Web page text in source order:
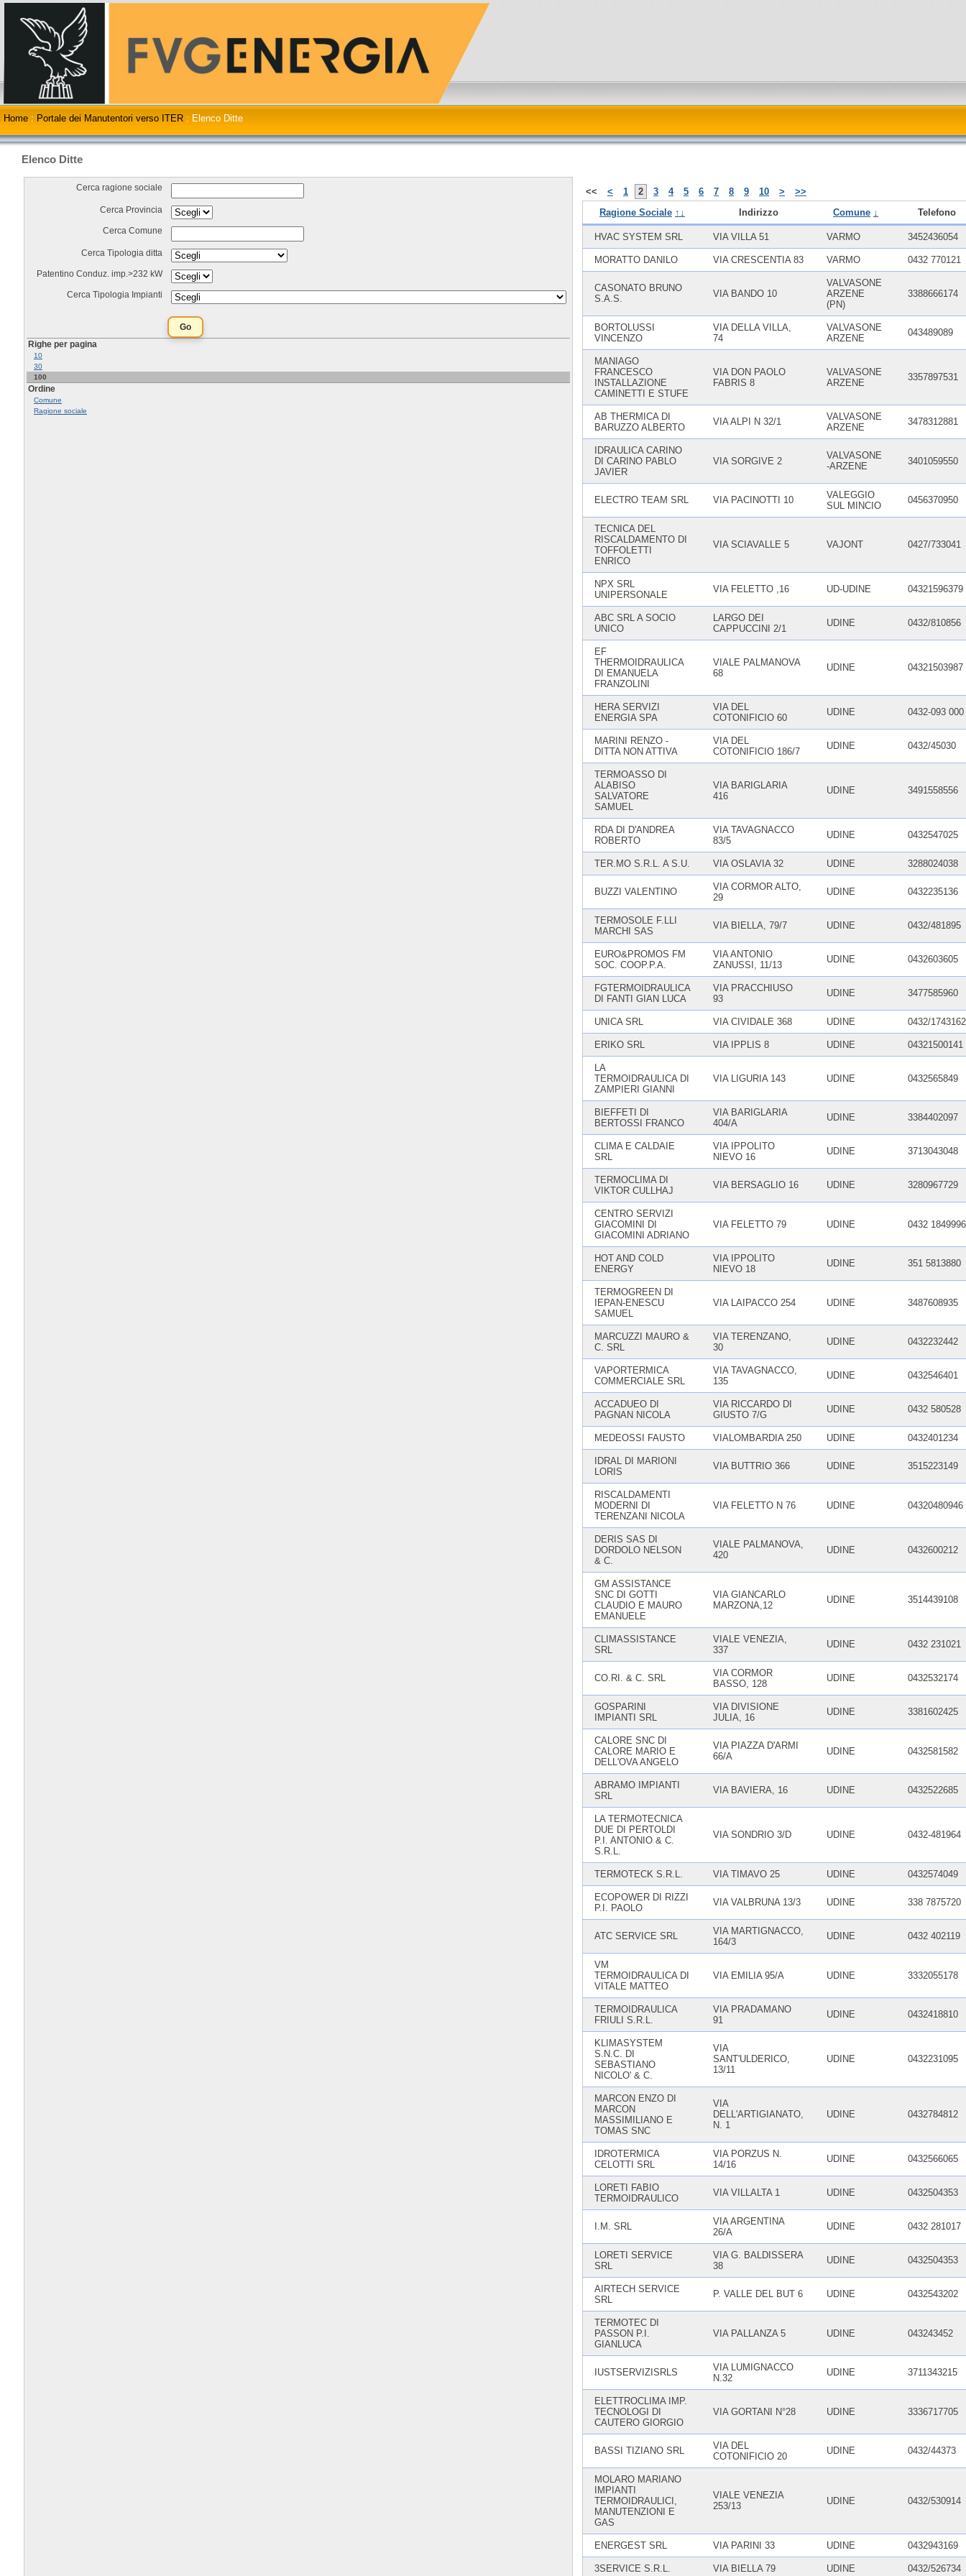
Home : Portale dei Manutentori verso ITER : Elenco Ditte
Elenco Ditte
Cerca ragione sociale
Cerca Provincia
Cerca Comune
Cerca Tipologia ditta
Patentino Conduz. imp.>232 kW
Cerca Tipologia Impianti
Righe per pagina
10
30
100
Ordine
Comune
Ragione sociale
<< < 1 2 3 4 5 6 7 8 9 10 >
>>
Ragione Sociale ↑↓ Indirizzo Comune ↓ Telefono
HVAC SYSTEM SRL VIA VILLA 51 VARMO 3452436054
MORATTO DANILO VIA CRESCENTIA 83 VARMO 0432 770121
CASONATO BRUNO
S.A.S.
VIA BANDO 10
VALVASONE
ARZENE
(PN)
3388666174
BORTOLUSSI
VINCENZO
VIA DELLA VILLA,
74
VALVASONE
ARZENE
043489089
MANIAGO
FRANCESCO
INSTALLAZIONE
CAMINETTI E STUFE
VIA DON PAOLO
FABRIS 8
VALVASONE
ARZENE
3357897531
AB THERMICA DI
BARUZZO ALBERTO
VIA ALPI N 32/1
VALVASONE
ARZENE
3478312881
IDRAULICA CARINO
DI CARINO PABLO
JAVIER
VIA SORGIVE 2
VALVASONE
-ARZENE
3401059550
ELECTRO TEAM SRL VIA PACINOTTI 10
VALEGGIO
SUL MINCIO
0456370950
TECNICA DEL
RISCALDAMENTO DI
TOFFOLETTI
ENRICO
VIA SCIAVALLE 5 VAJONT 0427/733041
NPX SRL
UNIPERSONALE
VIA FELETTO ,16 UD-UDINE 04321596379
ABC SRL A SOCIO
UNICO
LARGO DEI
CAPPUCCINI 2/1
UDINE 0432/810856
EF
THERMOIDRAULICA
DI EMANUELA
FRANZOLINI
VIALE PALMANOVA
68
UDINE 04321503987
HERA SERVIZI
ENERGIA SPA
VIA DEL
COTONIFICIO 60
UDINE 0432-093 000
MARINI RENZO -
DITTA NON ATTIVA
VIA DEL
COTONIFICIO 186/7
UDINE 0432/45030
TERMOASSO DI
ALABISO
SALVATORE
SAMUEL
VIA BARIGLARIA
416
UDINE 3491558556
RDA DI D'ANDREA
ROBERTO
VIA TAVAGNACCO
83/5
UDINE 0432547025
TER.MO S.R.L. A S.U. VIA OSLAVIA 32 UDINE 3288024038
BUZZI VALENTINO
VIA CORMOR ALTO,
29
UDINE 0432235136
TERMOSOLE F.LLI
MARCHI SAS
VIA BIELLA, 79/7 UDINE 0432/481895
EURO&PROMOS FM
SOC. COOP.P.A.
VIA ANTONIO
ZANUSSI, 11/13
UDINE 0432603605
FGTERMOIDRAULICA
DI FANTI GIAN LUCA
VIA PRACCHIUSO
93
UDINE 3477585960
UNICA SRL VIA CIVIDALE 368 UDINE 0432/1743162
ERIKO SRL VIA IPPLIS 8 UDINE 04321500141
LA
TERMOIDRAULICA DI
ZAMPIERI GIANNI
VIA LIGURIA 143 UDINE 0432565849
BIEFFETI DI
BERTOSSI FRANCO
VIA BARIGLARIA
404/A
UDINE 3384402097
CLIMA E CALDAIE
SRL
VIA IPPOLITO
NIEVO 16
UDINE 3713043048
TERMOCLIMA DI
VIKTOR CULLHAJ
VIA BERSAGLIO 16 UDINE 3280967729
CENTRO SERVIZI
GIACOMINI DI
GIACOMINI ADRIANO
VIA FELETTO 79 UDINE 0432 1849996
HOT AND COLD
ENERGY
VIA IPPOLITO
NIEVO 18
UDINE 351 5813880
TERMOGREEN DI
IEPAN-ENESCU
SAMUEL
VIA LAIPACCO 254 UDINE 3487608935
MARCUZZI MAURO &
C. SRL
VIA TERENZANO,
30
UDINE 0432232442
VAPORTERMICA
COMMERCIALE SRL
VIA TAVAGNACCO,
135
UDINE 0432546401
ACCADUEO DI
PAGNAN NICOLA
VIA RICCARDO DI
GIUSTO 7/G
UDINE 0432 580528
MEDEOSSI FAUSTO VIALOMBARDIA 250 UDINE 0432401234
IDRAL DI MARIONI
LORIS
VIA BUTTRIO 366 UDINE 3515223149
RISCALDAMENTI
MODERNI DI
TERENZANI NICOLA
VIA FELETTO N 76 UDINE 04320480946
DERIS SAS DI
DORDOLO NELSON
& C.
VIALE PALMANOVA,
420
UDINE 0432600212
GM ASSISTANCE
SNC DI GOTTI
CLAUDIO E MAURO
EMANUELE
VIA GIANCARLO
MARZONA,12
UDINE 3514439108
CLIMASSISTANCE
SRL
VIALE VENEZIA,
337
UDINE 0432 231021
CO.RI. & C. SRL
VIA CORMOR
BASSO, 128
UDINE 0432532174
GOSPARINI
IMPIANTI SRL
VIA DIVISIONE
JULIA, 16
UDINE 3381602425
CALORE SNC DI
CALORE MARIO E
DELL'OVA ANGELO
VIA PIAZZA D'ARMI
66/A
UDINE 0432581582
ABRAMO IMPIANTI
SRL
VIA BAVIERA, 16 UDINE 0432522685
LA TERMOTECNICA
DUE DI PERTOLDI
P.I. ANTONIO & C.
S.R.L.
VIA SONDRIO 3/D UDINE 0432-481964
TERMOTECK S.R.L. VIA TIMAVO 25 UDINE 0432574049
ECOPOWER DI RIZZI
P.I. PAOLO
VIA VALBRUNA 13/3 UDINE 338 7875720
ATC SERVICE SRL
VIA MARTIGNACCO,
164/3
UDINE 0432 402119
VM
TERMOIDRAULICA DI
VITALE MATTEO
VIA EMILIA 95/A UDINE 3332055178
TERMOIDRAULICA
FRIULI S.R.L.
VIA PRADAMANO
91
UDINE 0432418810
KLIMASYSTEM
S.N.C. DI
SEBASTIANO
NICOLO' & C.
VIA
SANT'ULDERICO,
13/11
UDINE 0432231095
MARCON ENZO DI
MARCON
MASSIMILIANO E
TOMAS SNC
VIA
DELL'ARTIGIANATO,
N. 1
UDINE 0432784812
IDROTERMICA
CELOTTI SRL
VIA PORZUS N.
14/16
UDINE 0432566065
LORETI FABIO
TERMOIDRAULICO
VIA VILLALTA 1 UDINE 0432504353
I.M. SRL
VIA ARGENTINA
26/A
UDINE 0432 281017
LORETI SERVICE
SRL
VIA G. BALDISSERA
38
UDINE 0432504353
AIRTECH SERVICE
SRL
P. VALLE DEL BUT 6 UDINE 0432543202
TERMOTEC DI
PASSON P.I.
GIANLUCA
VIA PALLANZA 5 UDINE 043243452
IUSTSERVIZISRLS
VIA LUMIGNACCO
N.32
UDINE 3711343215
ELETTROCLIMA IMP.
TECNOLOGI DI
CAUTERO GIORGIO
VIA GORTANI N°28 UDINE 3336717705
BASSI TIZIANO SRL
VIA DEL
COTONIFICIO 20
UDINE 0432/44373
MOLARO MARIANO
IMPIANTI
TERMOIDRAULICI,
MANUTENZIONI E
GAS
VIALE VENEZIA
253/13
UDINE 0432/530914
ENERGEST SRL VIA PARINI 33 UDINE 0432943169
3SERVICE S.R.L. VIA BIELLA 79 UDINE 0432/526734